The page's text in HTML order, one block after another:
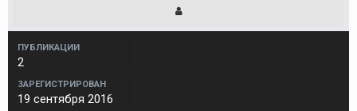
ПУБЛИКАЦИИ
2
ЗАРЕГИСТРИРОВАН
19 сентября 2016